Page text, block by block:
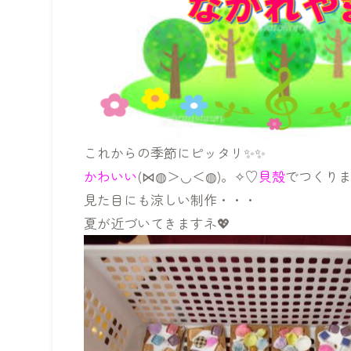
これからの季節にピッタリ✨✨
かわいい(⋈◍＞◡＜◍)。✧♡ 貝殻でつくり
見た目にも涼しい制作・・・
夏が近づいてきますネ💖